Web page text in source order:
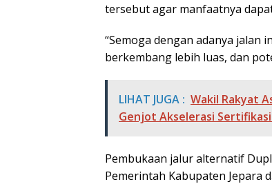
tersebut agar manfaatnya
“Semoga dengan adanya jalan
berkembang lebih luas, dan
LIHAT JUGA : Wakil Rakyat
Genjot Akselerasi
Pembukaan jalur alternatif
Pemerintah Kabupaten Jepara